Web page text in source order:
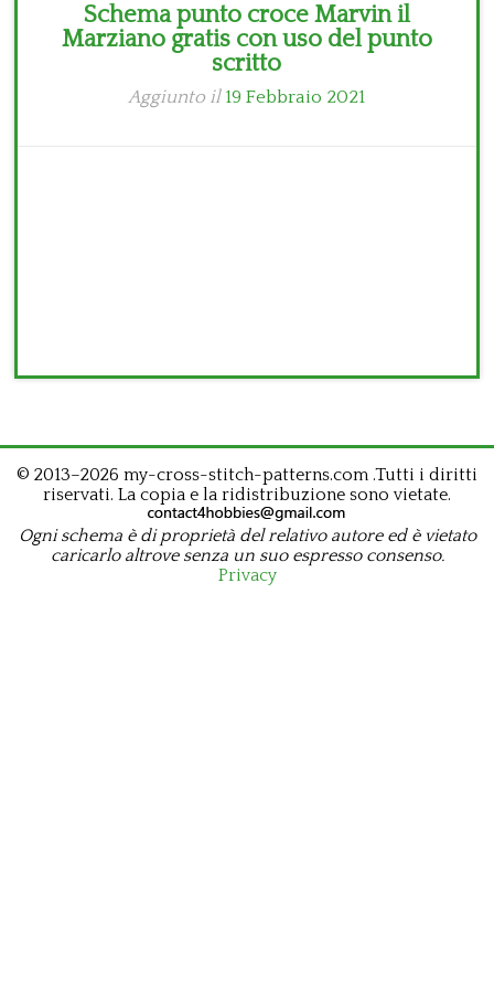
Schema punto croce Marvin il
Marziano gratis con uso del punto
scritto
Aggiunto il 19 Febbraio 2021
© 2013–2026 my-cross-stitch-patterns.com .Tutti i diritti
riservati. La copia e la ridistribuzione sono vietate.
Ogni schema è di proprietà del relativo autore ed è vietato
caricarlo altrove senza un suo espresso consenso.
Privacy